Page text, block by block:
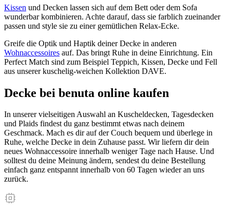
Kissen und Decken lassen sich auf dem Bett oder dem Sofa
wunderbar kombinieren. Achte darauf, dass sie farblich zueinander
passen und style sie zu einer gemütlichen Relax-Ecke.
Greife die Optik und Haptik deiner Decke in anderen
Wohnaccessoires auf. Das bringt Ruhe in deine Einrichtung. Ein
Perfect Match sind zum Beispiel Teppich, Kissen, Decke und Fell
aus unserer kuschelig-weichen Kollektion DAVE.
Decke bei benuta online kaufen
In unserer vielseitigen Auswahl an Kuscheldecken, Tagesdecken
und Plaids findest du ganz bestimmt etwas nach deinem
Geschmack. Mach es dir auf der Couch bequem und überlege in
Ruhe, welche Decke in dein Zuhause passt. Wir liefern dir dein
neues Wohnaccessoire innerhalb weniger Tage nach Hause. Und
solltest du deine Meinung ändern, sendest du deine Bestellung
einfach ganz entspannt innerhalb von 60 Tagen wieder an uns
zurück.